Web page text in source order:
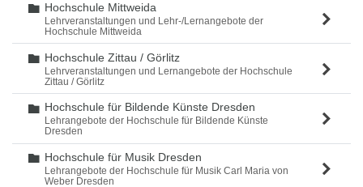
Ordner
Hochschule Mittweida
Lehrveranstaltungen und Lehr-/Lernangebote der
Hochschule Mittweida
Ordner
Hochschule Zittau / Görlitz
Lehrveranstaltungen und Lernangebote der Hochschule
Zittau / Görlitz
Ordner
Hochschule für Bildende Künste Dresden
Lehrangebote der Hochschule für Bildende Künste
Dresden
Ordner
Hochschule für Musik Dresden
Lehrangebote der Hochschule für Musik Carl Maria von
Weber Dresden